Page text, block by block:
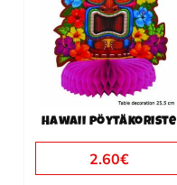
Hawaii pöytäkoriste
2.60€